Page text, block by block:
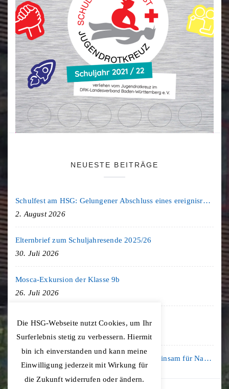
NEUESTE BEITRÄGE
Schulfest am HSG: Gelungener Abschluss eines ereignisreichen Schuljahres
2. August 2026
Elternbrief zum Schuljahresende 2025/26
30. Juli 2026
Mosca-Exkursion der Klasse 9b
26. Juli 2026
Freiburg-Exkursion des Geschichte LK
Kooperation mit der KLIMA ARENA: Gemeinsam für Nachhaltigkeit und Klimaschutz
16. Juli 2026
Die HSG-Webseite nutzt Cookies, um Ihr
Surferlebnis stetig zu verbessern. Hiermit
bin ich einverstanden und kann meine
Einwilligung jederzeit mit Wirkung für
die Zukunft widerrufen oder ändern.